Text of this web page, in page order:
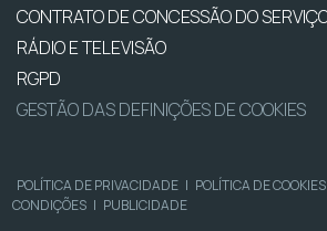
CONTRATO DE CONCESSÃO DO
RÁDIO E TELEVISÃO
RGPD
GESTÃO DAS DEFINIÇÕES DE COOKIES
POLÍTICA DE PRIVACIDADE | POLÍTICA DE COOKIES
CONDIÇÕES | PUBLICIDADE